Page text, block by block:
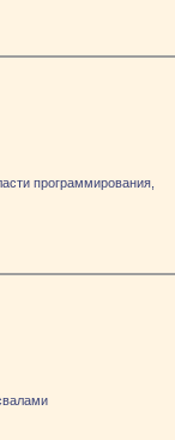
программирования,